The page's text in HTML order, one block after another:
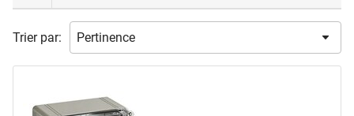
marques
BSW (3)
Trier par: